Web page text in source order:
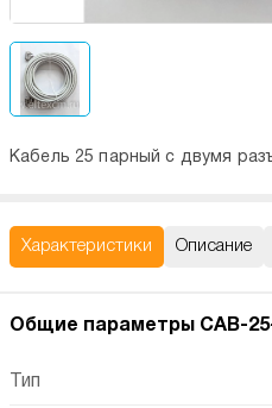
Кабель 25 парный с двумя
Характеристики Описание
Общие параметры CAB-
Тип